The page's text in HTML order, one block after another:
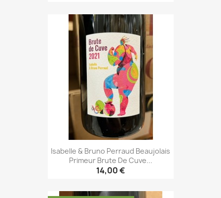
Isabelle & Bruno Perraud Beaujolais
Primeur Brute De Cuve...
14,00 €